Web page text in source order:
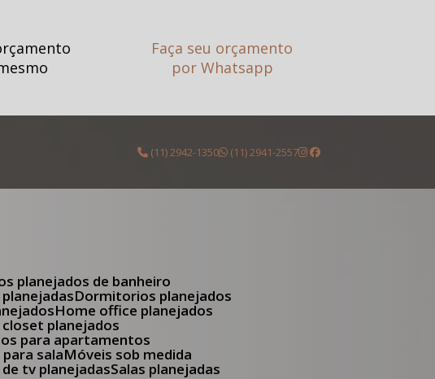
Faça seu orçamento
por Whatsapp
(11) 2942-1350 (11) 2941-2557
planejados de banheiro
planejadas Dormitorios planejados
Home office planejados
closet planejados
para apartamentos
para sala Móveis sob medida
de tv planejadas Salas planejadas